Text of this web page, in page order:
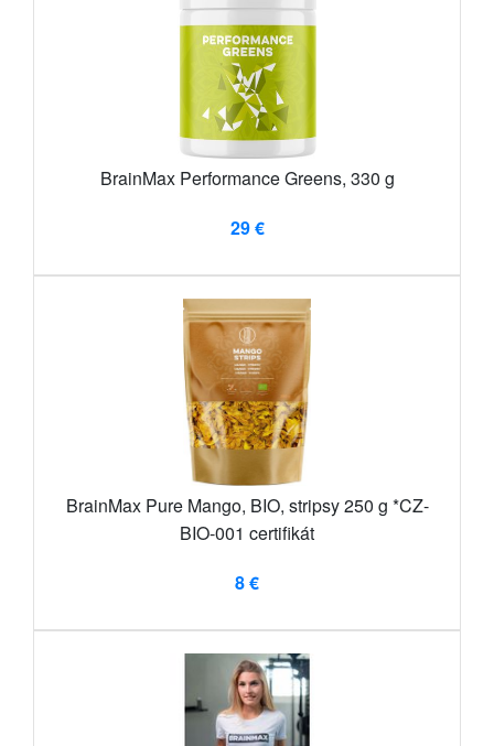
BrainMax Performance Greens, 330 g
29 €
BrainMax Pure Mango, BIO, stripsy 250 g *CZ-
BIO-001 certifikát
8 €